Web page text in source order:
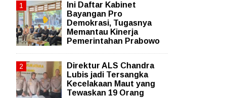
Ini Daftar Kabinet
Bayangan Pro
Demokrasi, Tugasnya
Memantau Kinerja
Pemerintahan Prabowo
Direktur ALS Chandra
Lubis jadi Tersangka
Kecelakaan Maut yang
Tewaskan 19 Orang